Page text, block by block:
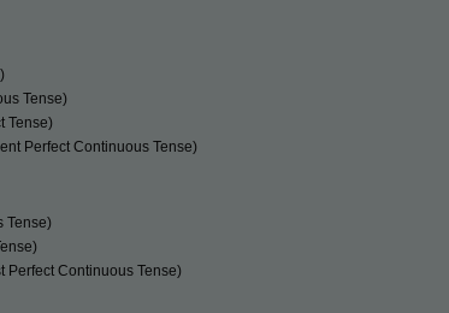
Tense)
Tense)
Perfect Continuous Tense)
Tense)
Perfect Continuous Tense)